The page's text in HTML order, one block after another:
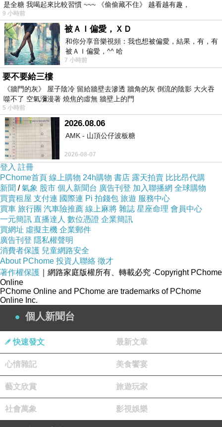
師，這幾年是在外星文明系統的意識協助下修行
靈性煉金術，學習此生靈魂功課，因此本部日記
命名為《 聽說地球母親揚升五維 》，特別記錄
此時空背景下澳門一中年未婚女子的生活面貌。
我會用心認真寫，不介意你當笑話故事看，再
述。
2024.09.04
《 聽說地球母親揚升五維 》之一
上一篇：阿卡西 500 星種個案
下一篇：正常人類與撒旦教門生補青春的不同方式
是全糖 我喝起來比較習慣 ~~~ 《偷偷藏不住》 越看越有趣，
9 小時前
被ＡＩ偏愛，ＸＤ
和你分享音樂視頻：我也想被偏愛，結果，有，有
被ＡＩ偏愛，^^ 哈
7 小時前
要不要給三樓
《牆門的灰》 屋子陰冷 留給牆壁去滲透 牆角的灰 倒流的陰影 大火吞
噬不了 空氣瀰漫著 燒焦的虛無 牆壁上的門
5 小時前
2026.08.06
AMK - 山頂公仔波板糖
2026-08-07
登入 註冊
PChome首頁 線上購物 24h購物 書店 露天拍賣 比比昂代購
新聞 /氣象 股市 個人新聞台 廣告刊登 加入聯播網 全球購物
買賣租屋 支付連 國際連 Pi 拍錢包 旅遊 服務中心
買車 旅行團 汽車險推薦 線上麻將 雜誌 星座命理 會員中心
一元簡訊 直播達人 數位憑證 企業簡訊
買網址 虛擬主機 企業郵件
廣告刊登 隱私權聲明
消費者保護 兒童網路安全
About PChome 投資人聯絡 徵才
著作權保護 ｜網路家庭版權所有、轉載必究 ‧Copyright PChome
Online
PChome Online and PChome are trademarks of PChome
Online Inc.
個人新聞台
快速發文 最新文章
心情雜記 美食饗宴
藝文欣賞 旅遊玩家
社會萬象 影視娛樂